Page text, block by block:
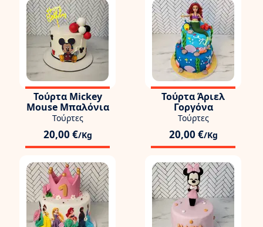
Τούρτα Mickey
Mouse Μπαλόνια
Τούρτες
20,00 €/Kg
Τούρτα Άριελ
Γοργόνα
Τούρτες
20,00 €/Kg